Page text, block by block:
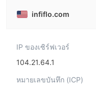
infiflo.com
IP ของเซิร์ฟเวอร์
104.21.64.1
หมายเลขบันทึก (ICP)